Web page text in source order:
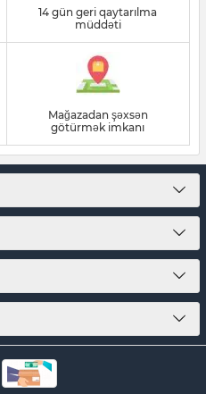
14 gün geri qaytarılma
müddəti
Mağazadan şəxsən
götürmək imkanı